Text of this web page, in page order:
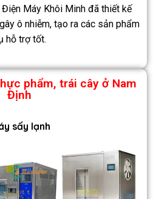
Máy Khôi Minh đã thiết kế
ô nhiễm, tạo ra các sản phẩm
hỗ trợ tốt.
phẩm, trái cây ở Nam
Định
sấy lạnh